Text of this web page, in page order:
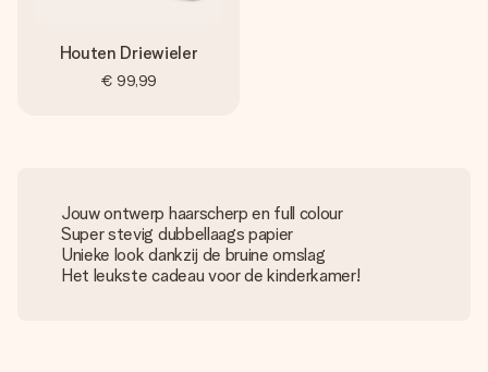
Houten Driewieler
€ 99,99
Jouw ontwerp haarscherp en full colour
Super stevig dubbellaags papier
Unieke look dankzij de bruine omslag
Het leukste cadeau voor de kinderkamer!